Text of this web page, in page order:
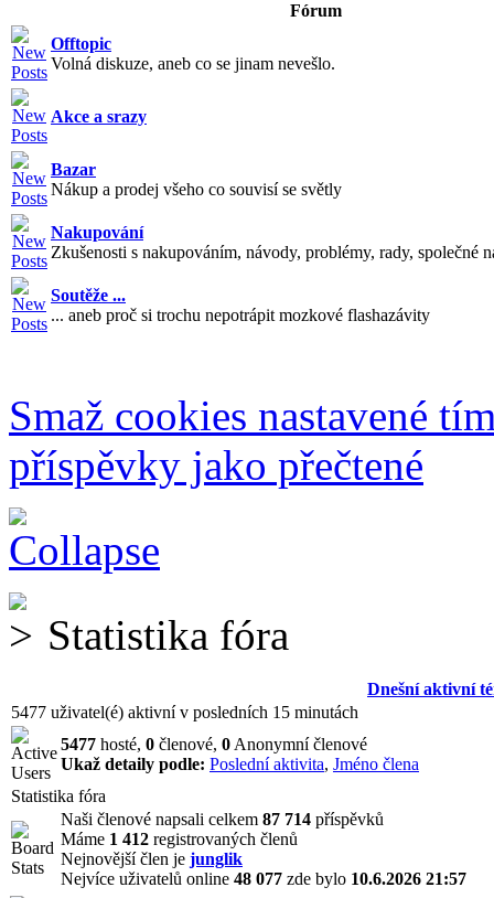
Fórum
Offtopic
Volná diskuze, aneb co se jinam nevešlo.
Akce a srazy
Bazar
Nákup a prodej všeho co souvisí se světly
Nakupování
Zkušenosti s nakupováním, návody, problémy, rady, společné
Soutěže ...
... aneb proč si trochu nepotrápit mozkové flashazávity
Smaž cookies nastavené
příspěvky jako přečtené
Statistika fóra
Dnešní aktivní
5477 uživatel(é) aktivní v posledních 15 minutách
5477 hosté, 0 členové, 0 Anonymní členové
Ukaž detaily podle: Poslední aktivita, Jméno člena
Statistika fóra
Naši členové napsali celkem 87 714 příspěvků
Máme 1 412 registrovaných členů
Nejnovější člen je junglik
Nejvíce uživatelů online 48 077 zde bylo 10.6.2026 21:57